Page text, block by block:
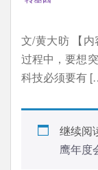
文/黄大昉 【
过程中，要想
科技必须要有
继续阅
鹰年度